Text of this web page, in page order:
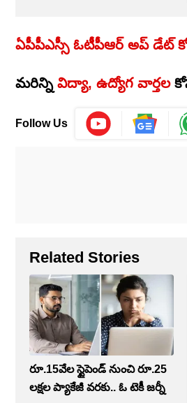
ఏపీపీఎస్సీ ఓటీపీఆర్ అప్ డేట్
మరిన్ని విద్యా, ఉద్యోగ వార్తల
Follow Us
Related Stories
రూ.15వేల స్టైపెండ్ నుంచి రూ.25
లక్షల ప్యాకేజీ వరకు.. ఓ టెకీ జర్నీ